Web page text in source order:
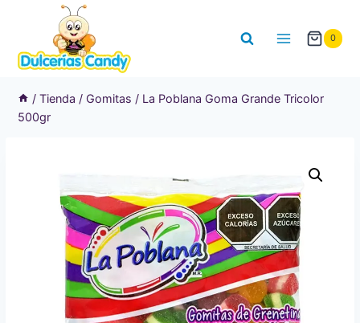
contenido
0
/ Tienda / Gomitas / La Poblana Goma Grande Tricolor
500gr